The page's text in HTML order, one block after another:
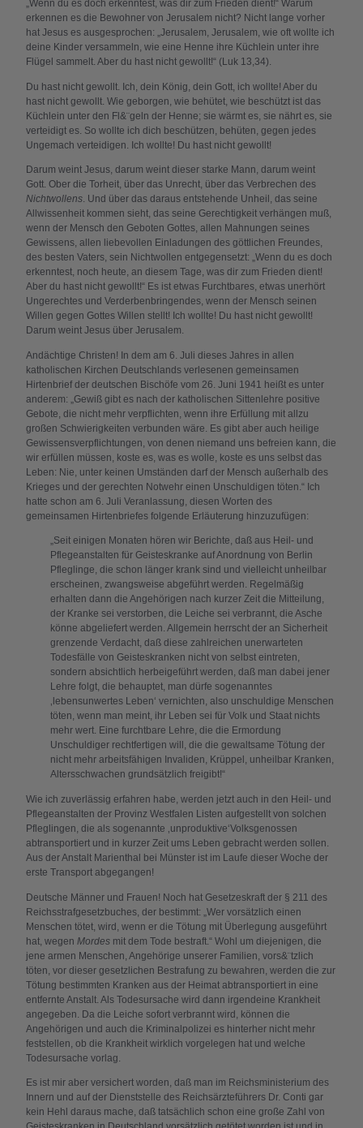
„Wenn du es doch erkenntest, was dir zum Frieden dient!“ Warum
erkennen es die Bewohner von Jerusalem nicht? Nicht lange vorher
hat Jesus es ausgesprochen: „Jerusalem, Jerusalem, wie oft wollte ich
deine Kinder versammeln, wie eine Henne ihre Küchlein unter ihre
Flügel sammelt. Aber du hast nicht gewollt!“ (Luk 13,34).
Du hast nicht gewollt. Ich, dein König, dein Gott, ich wollte! Aber du
hast nicht gewollt. Wie geborgen, wie behütet, wie beschützt ist das
Küchlein unter den Fl&¨geln der Henne; sie wärmt es, sie nährt es, sie
verteidigt es. So wollte ich dich beschützen, behüten, gegen jedes
Ungemach verteidigen. Ich wollte! Du hast nicht gewollt!
Darum weint Jesus, darum weint dieser starke Mann, darum weint
Gott. Ober die Torheit, über das Unrecht, über das Verbrechen des
Nichtwollens. Und über das daraus entstehende Unheil, das seine
Allwissenheit kommen sieht, das seine Gerechtigkeit verhängen muß,
wenn der Mensch den Geboten Gottes, allen Mahnungen seines
Gewissens, allen liebevollen Einladungen des göttlichen Freundes,
des besten Vaters, sein Nichtwollen entgegensetzt: „Wenn du es doch
erkenntest, noch heute, an diesem Tage, was dir zum Frieden dient!
Aber du hast nicht gewollt!“ Es ist etwas Furchtbares, etwas unerhört
Ungerechtes und Verderbenbringendes, wenn der Mensch seinen
Willen gegen Gottes Willen stellt! Ich wollte! Du hast nicht gewollt!
Darum weint Jesus über Jerusalem.
Andächtige Christen! In dem am 6. Juli dieses Jahres in allen
katholischen Kirchen Deutschlands verlesenen gemeinsamen
Hirtenbrief der deutschen Bischöfe vom 26. Juni 1941 heißt es unter
anderem: „Gewiß gibt es nach der katholischen Sittenlehre positive
Gebote, die nicht mehr verpflichten, wenn ihre Erfüllung mit allzu
großen Schwierigkeiten verbunden wäre. Es gibt aber auch heilige
Gewissensverpflichtungen, von denen niemand uns befreien kann, die
wir erfüllen müssen, koste es, was es wolle, koste es uns selbst das
Leben: Nie, unter keinen Umständen darf der Mensch außerhalb des
Krieges und der gerechten Notwehr einen Unschuldigen töten.“ Ich
hatte schon am 6. Juli Veranlassung, diesen Worten des
gemeinsamen Hirtenbriefes folgende Erläuterung hinzuzufügen:
„Seit einigen Monaten hören wir Berichte, daß aus Heil- und
Pflegeanstalten für Geisteskranke auf Anordnung von Berlin
Pfleglinge, die schon länger krank sind und vielleicht unheilbar
erscheinen, zwangsweise abgeführt werden. Regelmäßig
erhalten dann die Angehörigen nach kurzer Zeit die Mitteilung,
der Kranke sei verstorben, die Leiche sei verbrannt, die Asche
könne abgeliefert werden. Allgemein herrscht der an Sicherheit
grenzende Verdacht, daß diese zahlreichen unerwarteten
Todesfälle von Geisteskranken nicht von selbst eintreten,
sondern absichtlich herbeigeführt werden, daß man dabei jener
Lehre folgt, die behauptet, man dürfe sogenanntes
‚lebensunwertes Leben‘ vernichten, also unschuldige Menschen
töten, wenn man meint, ihr Leben sei für Volk und Staat nichts
mehr wert. Eine furchtbare Lehre, die die Ermordung
Unschuldiger rechtfertigen will, die die gewaltsame Tötung der
nicht mehr arbeitsfähigen Invaliden, Krüppel, unheilbar Kranken,
Altersschwachen grundsätzlich freigibt!“
Wie ich zuverlässig erfahren habe, werden jetzt auch in den Heil- und
Pflegeanstalten der Provinz Westfalen Listen aufgestellt von solchen
Pfleglingen, die als sogenannte ‚unproduktive‘Volksgenossen
abtransportiert und in kurzer Zeit ums Leben gebracht werden sollen.
Aus der Anstalt Marienthal bei Münster ist im Laufe dieser Woche der
erste Transport abgegangen!
Deutsche Männer und Frauen! Noch hat Gesetzeskraft der § 211 des
Reichsstrafgesetzbuches, der bestimmt: „Wer vorsätzlich einen
Menschen tötet, wird, wenn er die Tötung mit Überlegung ausgeführt
hat, wegen Mordes mit dem Tode bestraft.“ Wohl um diejenigen, die
jene armen Menschen, Angehörige unserer Familien, vors&¨tzlich
töten, vor dieser gesetzlichen Bestrafung zu bewahren, werden die zur
Tötung bestimmten Kranken aus der Heimat abtransportiert in eine
entfernte Anstalt. Als Todesursache wird dann irgendeine Krankheit
angegeben. Da die Leiche sofort verbrannt wird, können die
Angehörigen und auch die Kriminalpolizei es hinterher nicht mehr
feststellen, ob die Krankheit wirklich vorgelegen hat und welche
Todesursache vorlag.
Es ist mir aber versichert worden, daß man im Reichsministerium des
Innern und auf der Dienststelle des Reichsärzteführers Dr. Conti gar
kein Hehl daraus mache, daß tatsächlich schon eine große Zahl von